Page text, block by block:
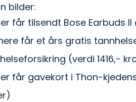
bilder:
får tilsendt Bose Earbuds
får et års gratis
(verdi 1416,-
får gavekort i Thon-